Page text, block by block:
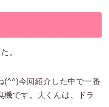
。
(^^)今回紹介した中で一番
機です。夫くんは、ドラ